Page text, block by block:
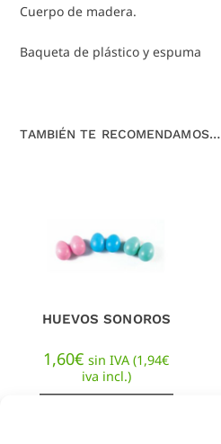
Cuerpo de madera.
Baqueta de plástico y espuma
TAMBIÉN TE RECOMENDAMOS…
HUEVOS SONOROS
1,60€ sin IVA (1,94€
iva incl.)